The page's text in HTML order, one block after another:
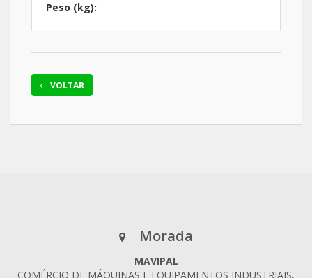
Peso (kg):
VOLTAR
Morada
MAVIPAL
COMÉRCIO DE MÁQUINAS E EQUIPAMENTOS INDUSTRIAIS,